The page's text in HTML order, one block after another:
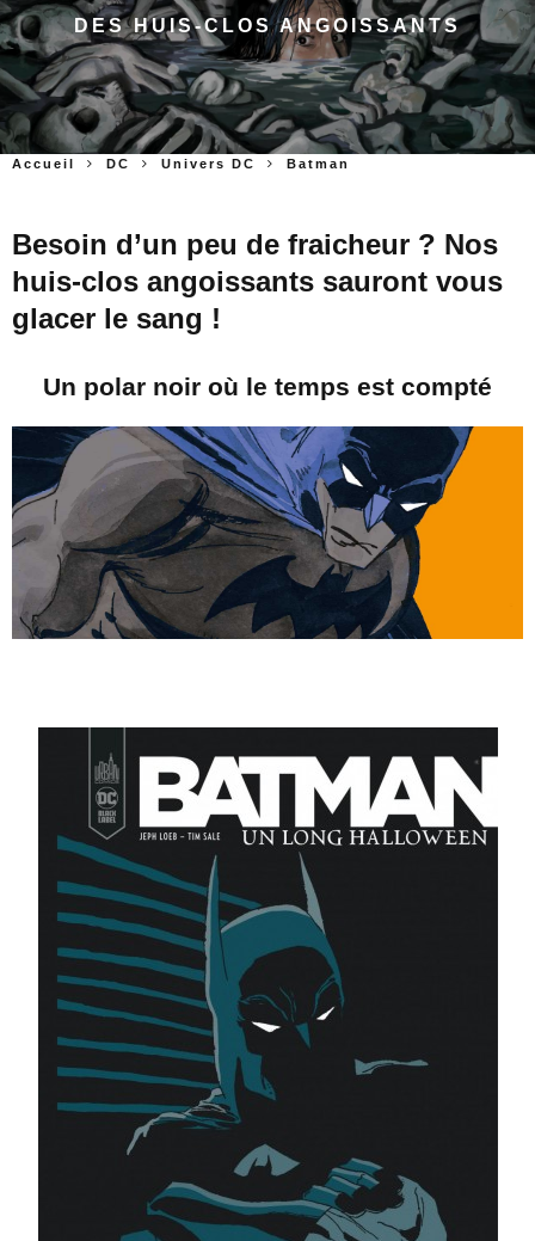
DES HUIS-CLOS ANGOISSANTS
Accueil DC Univers DC Batman
Besoin d’un peu de fraicheur ? Nos
huis-clos angoissants sauront vous
glacer le sang !
Un polar noir où le temps est compté